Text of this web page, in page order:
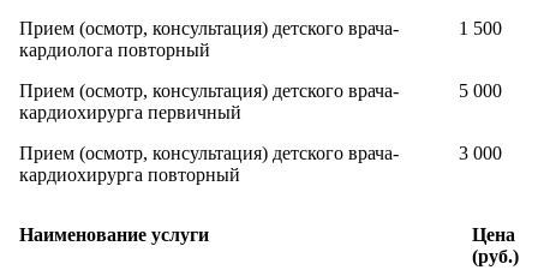
Прием (осмотр, консультация) детского врача-
кардиолога повторный
1 500
Прием (осмотр, консультация) детского врача-
кардиохирурга первичный
5 000
Прием (осмотр, консультация) детского врача-
кардиохирурга повторный
3 000
Наименование услуги
Цена
(руб.)